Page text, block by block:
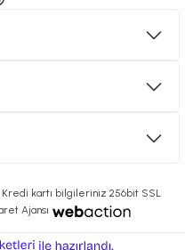
Kredi kartı bilgileriniz 256bit SSL
Ajansı
e-